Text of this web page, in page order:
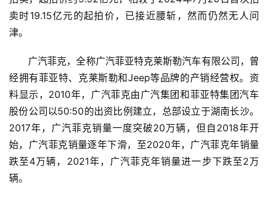
卖时19.15亿元的起拍价，已接近腰斩，然而仍然无人问
津。
广汽菲克，全称广汽菲亚特克莱斯勒汽车有限公司，曾
经拥有菲亚特、克莱斯勒和Jeep等品牌的产销经营权。资
料显示，2010年，广汽菲克由广汽集团和菲亚特集团汽车
股份公司以50:50的出资比例建立，总部设立于湖南长沙。
2017年，广汽菲克销量一度突破20万辆，但自2018年开
始，广汽菲克销量逐年下滑，至2020年，广汽菲克年销量
跌至4万辆，2021年，广汽菲克年销量进一步下跌至2万
辆。